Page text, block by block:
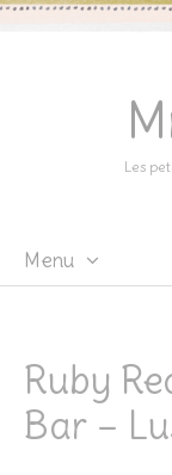
Les
Menu
Ruby
Bar –